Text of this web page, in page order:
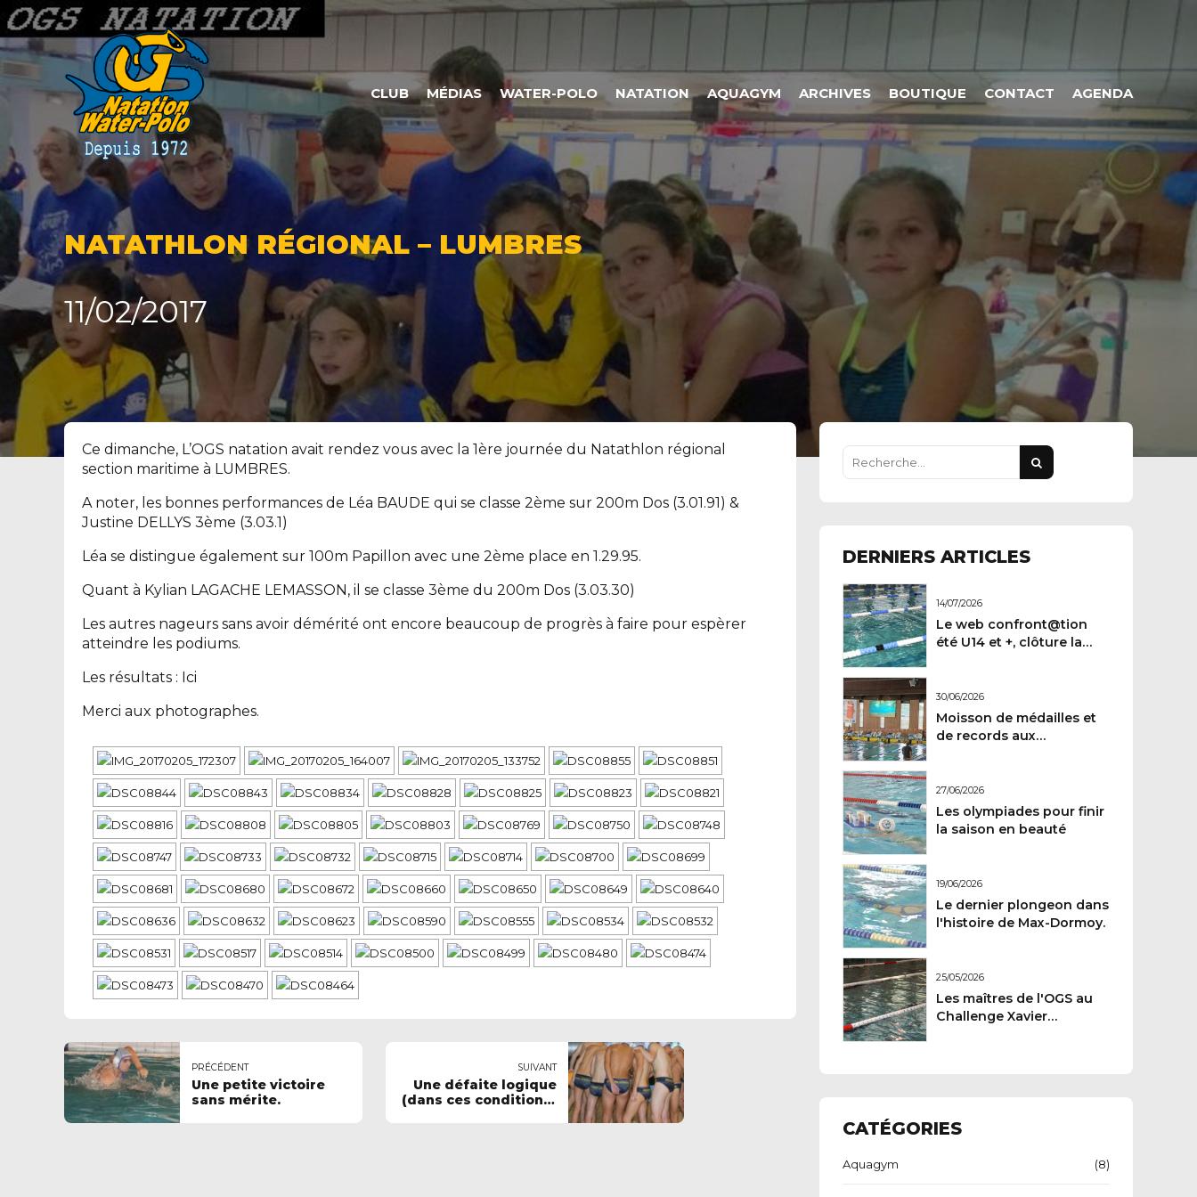
CLUB MÉDIAS WATER-POLO NATATION AQUAGYM ARCHIVES BOUTIQUE CONTACT AGENDA
NATATHLON RÉGIONAL – LUMBRES
11/02/2017
Ce dimanche, L’OGS natation avait rendez vous avec la 1ère journée du Natathlon régional
section maritime à LUMBRES.
A noter, les bonnes performances de Léa BAUDE qui se classe 2ème sur 200m Dos (3.01.91) &
Justine DELLYS 3ème (3.03.1)
Léa se distingue également sur 100m Papillon avec une 2ème place en 1.29.95.
Quant à Kylian LAGACHE LEMASSON, il se classe 3ème du 200m Dos (3.03.30)
Les autres nageurs sans avoir démérité ont encore beaucoup de progrès à faire pour espèrer
atteindre les podiums.
Les résultats : Ici
Merci aux photographes.
PRÉCÉDENT
Une petite victoire
sans mérite.
SUIVANT
Une défaite logique
(dans ces conditions-
DERNIERS ARTICLES
14/07/2026
Le web confront@tion
été U14 et +, clôture la
30/06/2026
Moisson de médailles et
de records aux
27/06/2026
Les olympiades pour finir
la saison en beauté
19/06/2026
Le dernier plongeon dans
l'histoire de Max-Dormoy.
25/05/2026
Les maîtres de l'OGS au
Challenge Xavier
CATÉGORIES
Aquagym (8)
Panneau de gestion des cookies